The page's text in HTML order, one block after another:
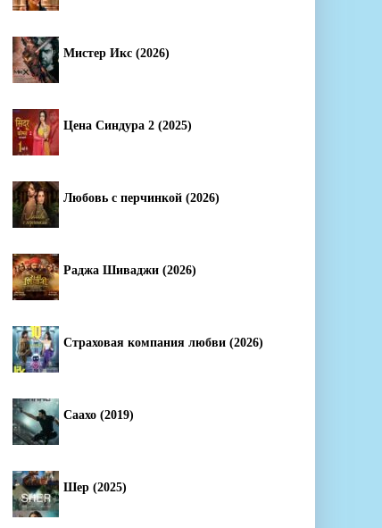
Мистер Икс (2026)
Цена Синдура 2 (2025)
Любовь с перчинкой (2026)
Раджа Шиваджи (2026)
Страховая компания любви (2026)
Саахо (2019)
Шер (2025)